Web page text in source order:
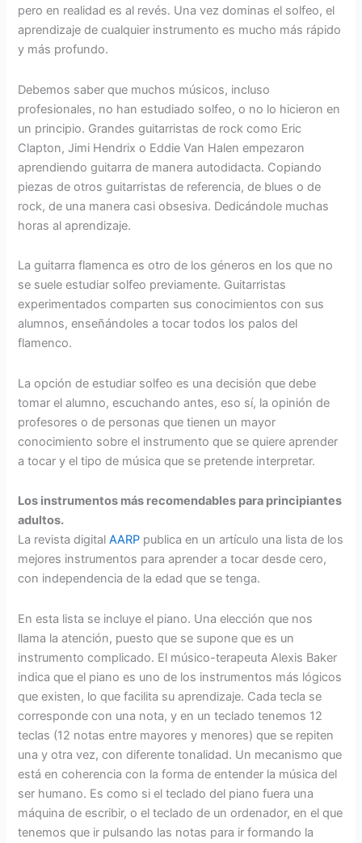
pero en realidad es al revés. Una vez dominas el solfeo, el
aprendizaje de cualquier instrumento es mucho más rápido
y más profundo.
Debemos saber que muchos músicos, incluso
profesionales, no han estudiado solfeo, o no lo hicieron en
un principio. Grandes guitarristas de rock como Eric
Clapton, Jimi Hendrix o Eddie Van Halen empezaron
aprendiendo guitarra de manera autodidacta. Copiando
piezas de otros guitarristas de referencia, de blues o de
rock, de una manera casi obsesiva. Dedicándole muchas
horas al aprendizaje.
La guitarra flamenca es otro de los géneros en los que no
se suele estudiar solfeo previamente. Guitarristas
experimentados comparten sus conocimientos con sus
alumnos, enseñándoles a tocar todos los palos del
flamenco.
La opción de estudiar solfeo es una decisión que debe
tomar el alumno, escuchando antes, eso sí, la opinión de
profesores o de personas que tienen un mayor
conocimiento sobre el instrumento que se quiere aprender
a tocar y el tipo de música que se pretende interpretar.
Los instrumentos más recomendables para principiantes
adultos.
La revista digitalAARP publica en un artículo una lista de los
mejores instrumentos para aprender a tocar desde cero,
con independencia de la edad que se tenga.
En esta lista se incluye el piano. Una elección que nos
llama la atención, puesto que se supone que es un
instrumento complicado. El músico-terapeuta Alexis Baker
indica que el piano es uno de los instrumentos más lógicos
que existen, lo que facilita su aprendizaje. Cada tecla se
corresponde con una nota, y en un teclado tenemos 12
teclas (12 notas entre mayores y menores) que se repiten
una y otra vez, con diferente tonalidad. Un mecanismo que
está en coherencia con la forma de entender la música del
ser humano. Es como si el teclado del piano fuera una
máquina de escribir, o el teclado de un ordenador, en el que
tenemos que ir pulsando las notas para ir formando la